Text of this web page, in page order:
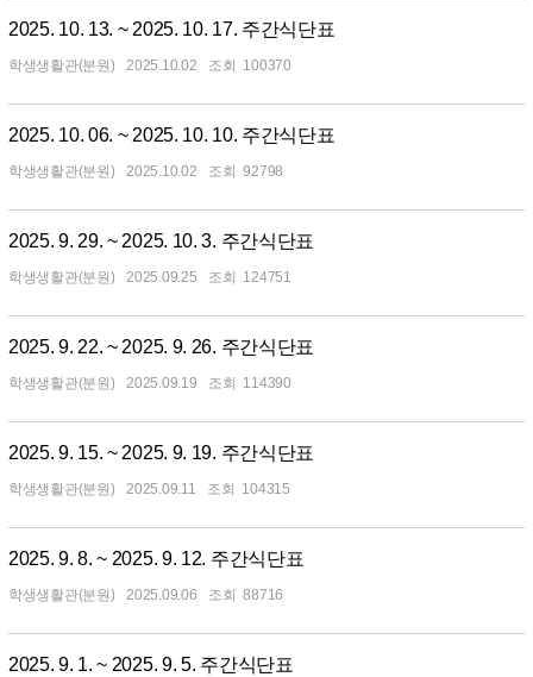
2025. 10. 13. ~ 2025. 10. 17. 주간식단표
학생생활관(분원) 2025.10.02 100370
2025. 10. 06. ~ 2025. 10. 10. 주간식단표
학생생활관(분원) 2025.10.02 92798
2025. 9. 29. ~ 2025. 10. 3. 주간식단표
학생생활관(분원) 2025.09.25 124751
2025. 9. 22. ~ 2025. 9. 26. 주간식단표
학생생활관(분원) 2025.09.19 114390
2025. 9. 15. ~ 2025. 9. 19. 주간식단표
학생생활관(분원) 2025.09.11 104315
2025. 9. 8. ~ 2025. 9. 12. 주간식단표
학생생활관(분원) 2025.09.06 88716
2025. 9. 1. ~ 2025. 9. 5. 주간식단표